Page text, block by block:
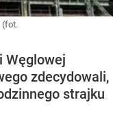
(fot.
Węglowej
zdecydowali,
strajku